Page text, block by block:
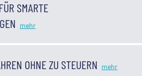
SMARTE
OHNE ZU STEUERN